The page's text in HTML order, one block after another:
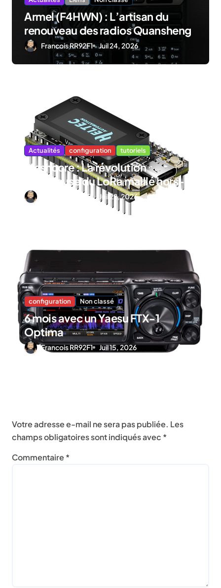
c
l
e
Armel (F4HWN) : L’artisan du
renouveau des radios Quansheng
Francois RR92F1 Juil 24, 2026
Actualités configuration tutoriels
Meshcore : La révolution
silencieuse du LoRa maillé hors-
réseau (Et pourquoi il bouscule
Francois RR92F1 Juil 22, 2026
configuration Non classé
6 mois avec un Yaesu FTX-1
Optima
Francois RR92F1 Juil 15, 2026
Votre adresse e-mail ne sera pas publiée. Les
champs obligatoires sont indiqués avec *
Commentaire *